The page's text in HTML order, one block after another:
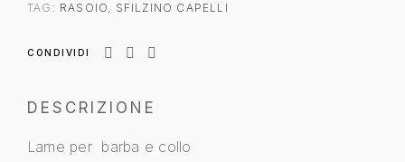
TAG: RASOIO, SFILZINO CAPELLI
CONDIVIDI
DESCRIZIONE
Lame per barba e collo